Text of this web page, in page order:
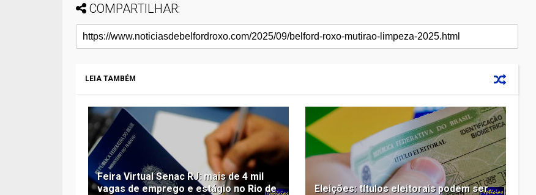
COMPARTILHAR:
LEIA TAMBÉM
Feira Virtual Senac RJ: mais de 4 mil
vagas de emprego e estágio no Rio de
Eleições: títulos eleitorais podem ser